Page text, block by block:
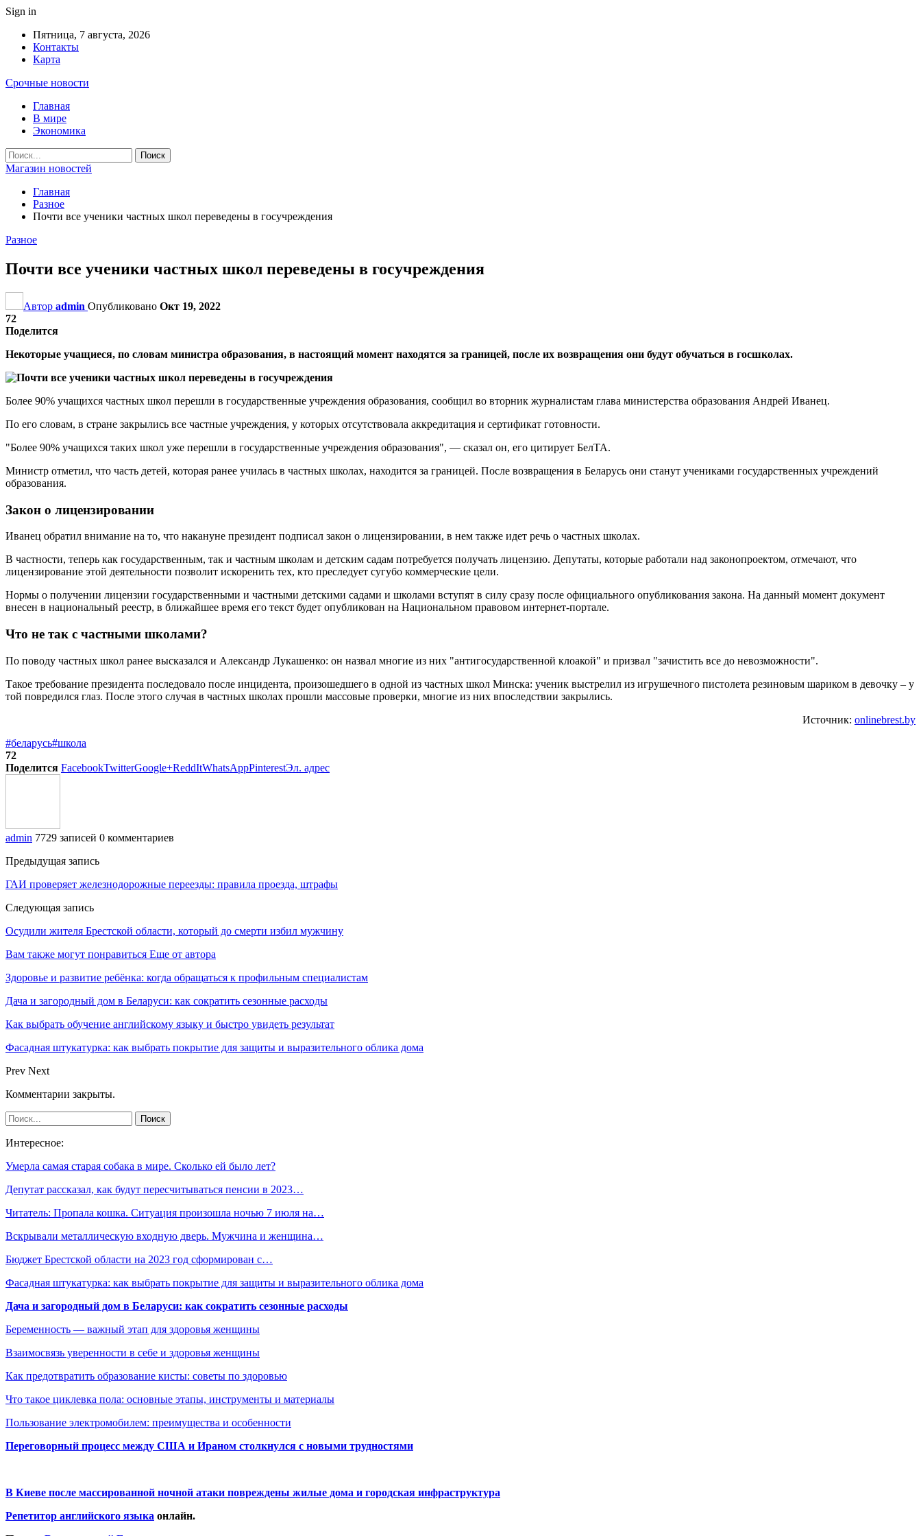
Sign in
Пятница, 7 августа, 2026
Контакты
Карта
Срочные новости
Главная
В мире
Экономика
Магазин новостей
Главная
Разное
Почти все ученики частных школ переведены в госучреждения
Разное
Почти все ученики частных школ переведены в госучреждения
Автор admin Опубликовано Окт 19, 2022
72
Поделится
Некоторые учащиеся, по словам министра образования, в настоящий момент находятся за границей, после их возвращения они будут обучаться в госшколах.
Более 90% учащихся частных школ перешли в государственные учреждения образования, сообщил во вторник журналистам глава министерства образования Андрей Иванец.
По его словам, в стране закрылись все частные учреждения, у которых отсутствовала аккредитация и сертификат готовности.
"Более 90% учащихся таких школ уже перешли в государственные учреждения образования", — сказал он, его цитирует БелТА.
Министр отметил, что часть детей, которая ранее училась в частных школах, находится за границей. После возвращения в Беларусь они станут учениками государственных учреждений
образования.
Закон о лицензировании
Иванец обратил внимание на то, что накануне президент подписал закон о лицензировании, в нем также идет речь о частных школах.
В частности, теперь как государственным, так и частным школам и детским садам потребуется получать лицензию. Депутаты, которые работали над законопроектом, отмечают, что
лицензирование этой деятельности позволит искоренить тех, кто преследует сугубо коммерческие цели.
Нормы о получении лицензии государственными и частными детскими садами и школами вступят в силу сразу после официального опубликования закона. На данный момент документ
внесен в национальный реестр, в ближайшее время его текст будет опубликован на Национальном правовом интернет-портале.
Что не так с частными школами?
По поводу частных школ ранее высказался и Александр Лукашенко: он назвал многие из них "антигосударственной клоакой" и призвал "зачистить все до невозможности".
Такое требование президента последовало после инцидента, произошедшего в одной из частных школ Минска: ученик выстрелил из игрушечного пистолета резиновым шариком в девочку – у
той повредился глаз. После этого случая в частных школах прошли массовые проверки, многие из них впоследствии закрылись.
Источник: onlinebrest.by
#беларусь#школа
72
Поделится FacebookTwitterGoogle+ReddItWhatsAppPinterestЭл. адрес
admin 7729 записей 0 комментариев
Предыдущая запись
ГАИ проверяет железнодорожные переезды: правила проезда, штрафы
Следующая запись
Осудили жителя Брестской области, который до смерти избил мужчину
Вам также могут понравиться Еще от автора
Здоровье и развитие ребёнка: когда обращаться к профильным специалистам
Дача и загородный дом в Беларуси: как сократить сезонные расходы
Как выбрать обучение английскому языку и быстро увидеть результат
Фасадная штукатурка: как выбрать покрытие для защиты и выразительного облика дома
Prev Next
Комментарии закрыты.
Интересное:
Умерла самая старая собака в мире. Сколько ей было лет?
Депутат рассказал, как будут пересчитываться пенсии в 2023…
Читатель: Пропала кошка. Ситуация произошла ночью 7 июля на…
Вскрывали металлическую входную дверь. Мужчина и женщина…
Бюджет Брестской области на 2023 год сформирован с…
Фасадная штукатурка: как выбрать покрытие для защиты и выразительного облика дома
Дача и загородный дом в Беларуси: как сократить сезонные расходы
Беременность — важный этап для здоровья женщины
Взаимосвязь уверенности в себе и здоровья женщины
Как предотвратить образование кисты: советы по здоровью
Что такое циклевка пола: основные этапы, инструменты и материалы
Пользование электромобилем: преимущества и особенности
Переговорный процесс между США и Ираном столкнулся с новыми трудностями
В Киеве после массированной ночной атаки повреждены жилые дома и городская инфраструктура
Репетитор английского языка онлайн.